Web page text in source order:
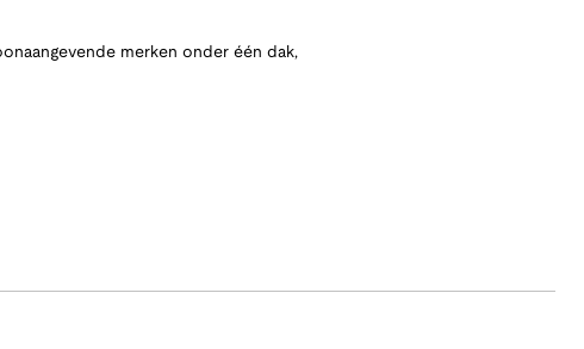
merken onder één dak,